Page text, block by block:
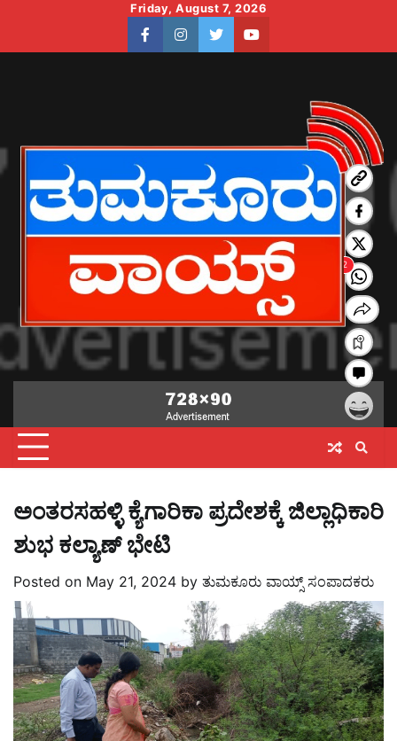
content
Friday, August 7, 2026
facebookinstagram
twitteryoutube
ಅಂತರಸಹಳ್ಳಿ ಕ್ಯೆಗಾರಿಕಾ ಪ್ರದೇಶಕ್ಕೆ ಜಿಲ್ಲಾಧಿಕಾರಿ
ಶುಭ ಕಲ್ಯಾಣ್ ಭೇಟಿ
Posted on May 21, 2024 by ತುಮಕೂರು ವಾಯ್ಸ್ ಸಂಪಾದಕರು